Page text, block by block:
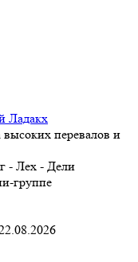
Ладакх
перевалов и
- Лех - Дели